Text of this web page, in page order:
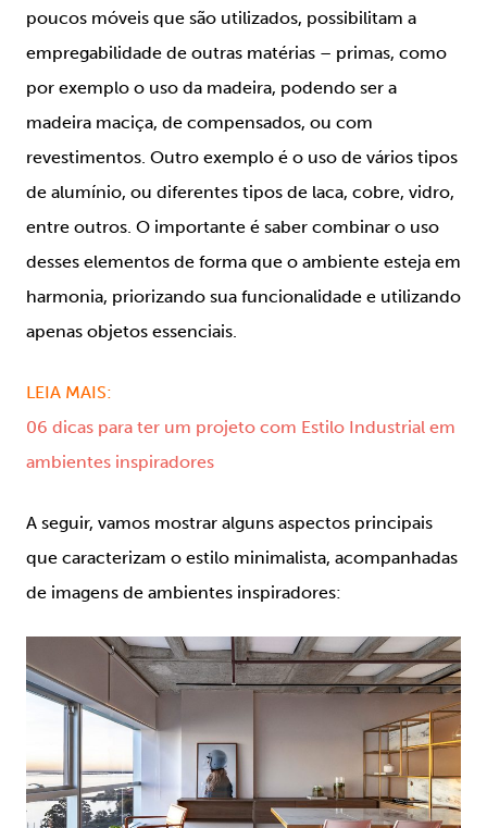
poucos móveis que são utilizados, possibilitam a
empregabilidade de outras matérias – primas, como
por exemplo o uso da madeira, podendo ser a
madeira maciça, de compensados, ou com
revestimentos. Outro exemplo é o uso de vários tipos
de alumínio, ou diferentes tipos de laca, cobre, vidro,
entre outros. O importante é saber combinar o uso
desses elementos de forma que o ambiente esteja em
harmonia, priorizando sua funcionalidade e utilizando
apenas objetos essenciais.
LEIA MAIS:
06 dicas para ter um projeto com Estilo Industrial em
ambientes inspiradores
A seguir, vamos mostrar alguns aspectos principais
que caracterizam o estilo minimalista, acompanhadas
de imagens de ambientes inspiradores: